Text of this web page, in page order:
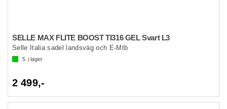
SELLE MAX FLITE BOOST TI316 GEL Svart L3
Selle Italia sadel landsväg och E-Mtb
5 i lager
2 499,-